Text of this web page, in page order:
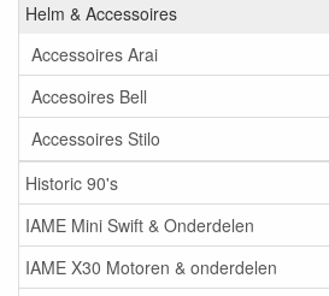
Helm & Accessoires
Accessoires Arai
Accesoires Bell
Accessoires Stilo
Historic 90's
IAME Mini Swift & Onderdelen
IAME X30 Motoren & onderdelen